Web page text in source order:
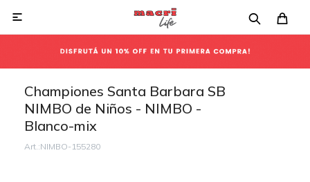

Championes Santa Barbara SB
NIMBO de Niños - NIMBO -
Blanco-mix
NIMBO-155280